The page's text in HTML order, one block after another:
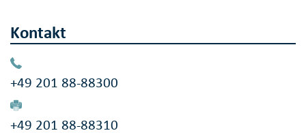
Kontakt
+49 201 88-88300
+49 201 88-88310